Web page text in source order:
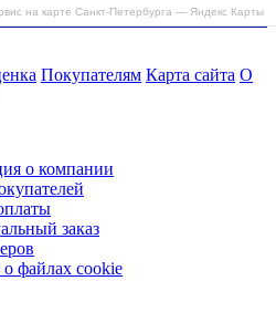
на карте Санкт‑Петербурга — Яндекс Карты
Покупателям Карта сайта О
о компании
заказ
о файлах cookie